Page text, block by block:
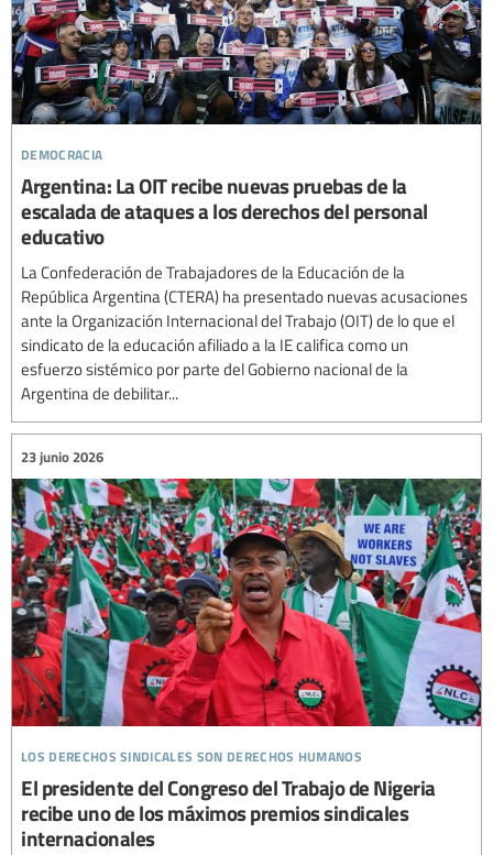
democracia
Argentina: La OIT recibe nuevas pruebas de la
escalada de ataques a los derechos del personal
educativo
La Confederación de Trabajadores de la Educación de la
República Argentina (CTERA) ha presentado nuevas acusaciones
ante la Organización Internacional del Trabajo (OIT) de lo que el
sindicato de la educación afiliado a la IE califica como un
esfuerzo sistémico por parte del Gobierno nacional de la
Argentina de debilitar...
los derechos sindicales son derechos humanos
23 junio 2026
El presidente del Congreso del Trabajo de Nigeria
recibe uno de los máximos premios sindicales
internacionales